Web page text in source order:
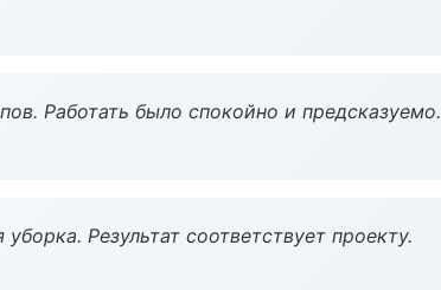
Работать было спокойно и предсказуемо.
Результат соответствует проекту.